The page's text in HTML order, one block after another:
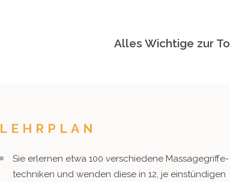
Alles Wichtige zur
LEHRPLAN
Sie erlernen etwa 100 verschiedene
techniken und wenden diese in 12, je einstündigen